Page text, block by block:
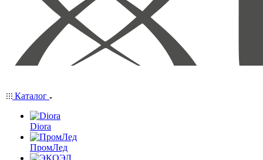
Каталог
Diora
ПромЛед